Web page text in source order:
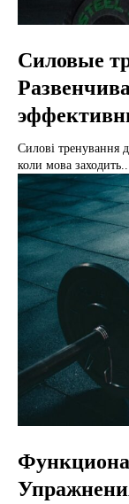
Силовые
Силові тренування
коли мова заходить...